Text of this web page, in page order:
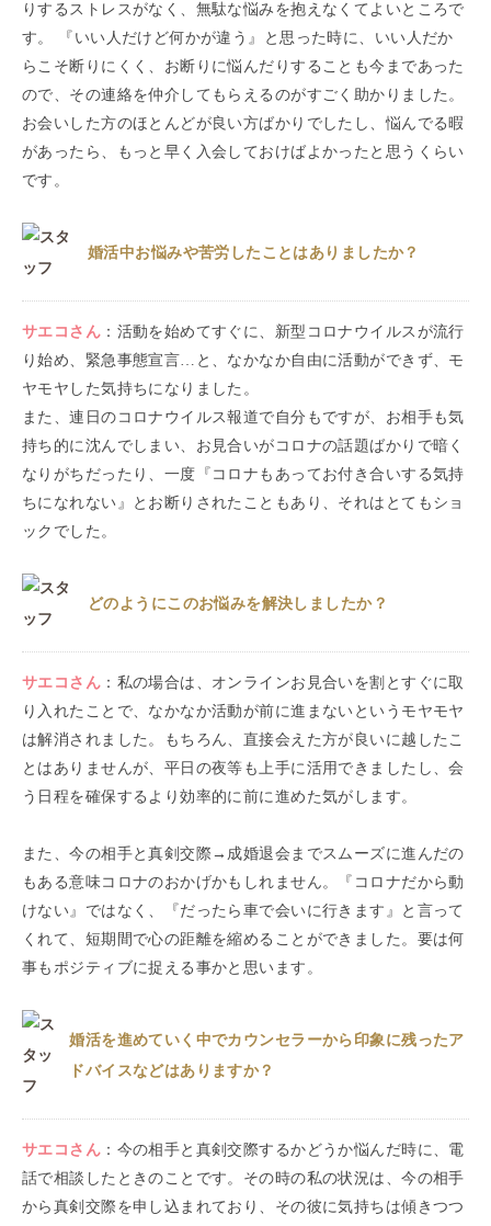
りするストレスがなく、無駄な悩みを抱えなくてよいところで
す。 『いい人だけど何かが違う』と思った時に、いい人だか
らこそ断りにくく、お断りに悩んだりすることも今まであった
ので、その連絡を仲介してもらえるのがすごく助かりました。
お会いした方のほとんどが良い方ばかりでしたし、悩んでる暇
があったら、もっと早く入会しておけばよかったと思うくらい
です。
婚活中お悩みや苦労したことはありましたか？
サエコ さん ： 活動を始めてすぐに、新型コロナウイルスが流行
り始め、緊急事態宣言…と、なかなか自由に活動ができず、モ
ヤモヤした気持ちになりました。
また、連日のコロナウイルス報道で自分もですが、お相手も気
持ち的に沈んでしまい、お見合いがコロナの話題ばかりで暗く
なりがちだったり、一度『コロナもあってお付き合いする気持
ちになれない』とお断りされたこともあり、それはとてもショ
ックでした。
どのようにこのお悩みを解決しましたか？
サエコ さん ： 私の場合は、オンラインお見合いを割とすぐに取
り入れたことで、なかなか活動が前に進まないというモヤモヤ
は解消されました。もちろん、直接会えた方が良いに越したこ
とはありませんが、平日の夜等も上手に活用できましたし、会
う日程を確保するより効率的に前に進めた気がします。
また、今の相手と真剣交際→成婚退会までスムーズに進んだの
もある意味コロナのおかげかもしれません。『コロナだから動
けない』ではなく、『だったら車で会いに行きます』と言って
くれて、短期間で心の距離を縮めることができました。要は何
事もポジティブに捉える事かと思います。
婚活を進めていく中でカウンセラーから印象に残ったア
ドバイスなどはありますか？
サエコ さん ： 今の相手と真剣交際するかどうか悩んだ時に、電
話で相談したときのことです。その時の私の状況は、今の相手
から真剣交際を申し込まれており、その彼に気持ちは傾きつつ